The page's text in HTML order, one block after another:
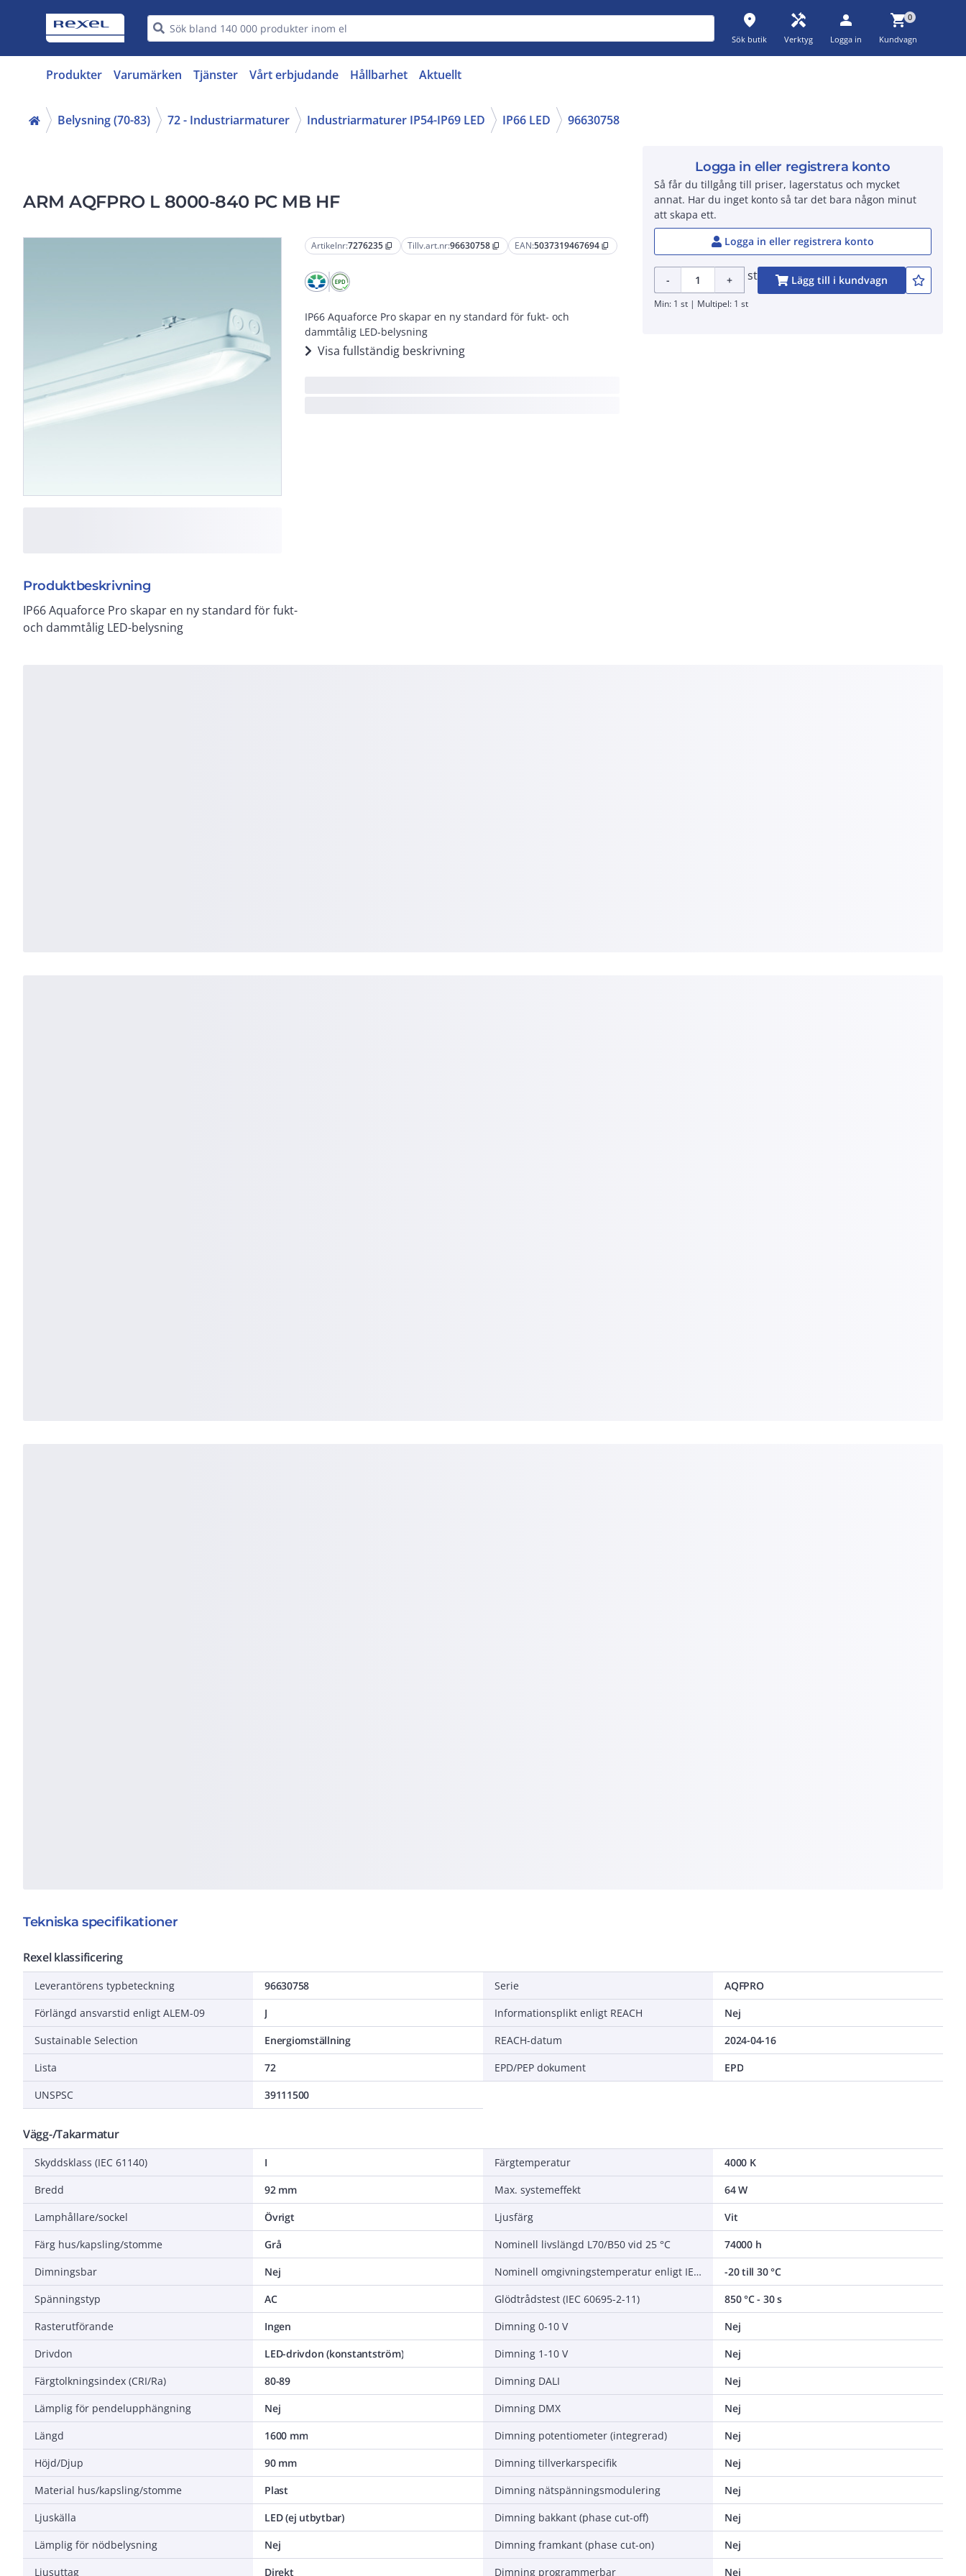
place
Sök butik
handyman
Verktyg
person
Logga in
shopping_cart0
Kundvagn
Produkter Varumärken Tjänster Vårt erbjudande Hållbarhet Aktuellt
Belysning (70-83) 72 - Industriarmaturer Industriarmaturer IP54-IP69 LED IP66 LED 96630758
ARM AQFPRO L 8000-840 PC MB HF
Artikelnr:7276235 content_copy Tillv.art.nr:96630758 content_copy EAN:5037319467694 content_copy
IP66 Aquaforce Pro skapar en ny standard för fukt- och
dammtålig LED-belysning
Visa fullständig beskrivning
Produktbeskrivning
IP66 Aquaforce Pro skapar en ny standard för fukt-
och dammtålig LED-belysning
Logga in eller registrera konto
Så får du tillgång till priser, lagerstatus och mycket
annat. Har du inget konto så tar det bara någon minut
att skapa ett.
Logga in eller registrera konto
- + st Lägg till i kundvagn
Min: 1 st | Multipel: 1 st
Tekniska specifikationer
Rexel klassificering
Leverantörens typbeteckning
96630758
Förlängd ansvarstid enligt ALEM-09
J
Sustainable Selection
Energiomställning
Lista
72
UNSPSC
39111500
Serie
AQFPRO
Informationsplikt enligt REACH
Nej
REACH-datum
2024-04-16
EPD/PEP dokument
EPD
Vägg-/Takarmatur
Skyddsklass (IEC 61140)
I
Bredd
92 mm
Lamphållare/sockel
Övrigt
Färg hus/kapsling/stomme
Grå
Dimningsbar
Nej
Spänningstyp
AC
Rasterutförande
Ingen
Drivdon
LED-drivdon (konstantström)
Färgtolkningsindex (CRI/Ra)
80-89
Lämplig för pendelupphängning
Nej
Längd
1600 mm
Höjd/Djup
90 mm
Material hus/kapsling/stomme
Plast
Ljuskälla
LED (ej utbytbar)
Lämplig för nödbelysning
Nej
Ljusuttag
Direkt
Färgtemperatur
4000 K
Max. systemeffekt
64 W
Ljusfärg
Vit
Nominell livslängd L70/B50 vid 25 °C
74000 h
Nominell omgivningstemperatur enligt IEC 62722-2-1
-20 till 30 °C
Glödtrådstest (IEC 60695-2-11)
850 °C - 30 s
Dimning 0-10 V
Nej
Dimning 1-10 V
Nej
Dimning DALI
Nej
Dimning DMX
Nej
Dimning potentiometer (integrerad)
Nej
Dimning tillverkarspecifik
Nej
Dimning nätspänningsmodulering
Nej
Dimning bakkant (phase cut-off)
Nej
Dimning framkant (phase cut-on)
Nej
Dimning programmerbar
Nej